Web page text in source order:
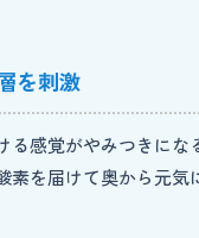
を刺激
る感覚がやみつきに
を届けて奥から元気